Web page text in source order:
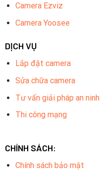
Camera Ezviz
Camera Yoosee
DỊCH VỤ
Lắp đặt camera
Sửa chữa camera
Tư vấn giải pháp an ninh
Thi công mạng
CHÍNH SÁCH:
Chính sách bảo mật